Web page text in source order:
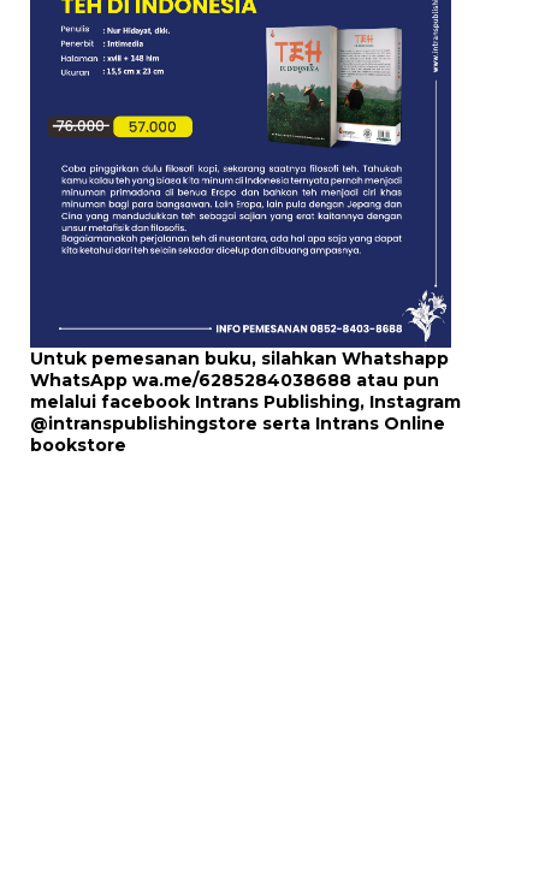
Untuk pemesanan buku, silahkan Whatshapp
WhatsApp wa.me/6285284038688 atau pun
melalui facebook Intrans Publishing, Instagram
@intranspublishingstore serta Intrans Online
bookstore